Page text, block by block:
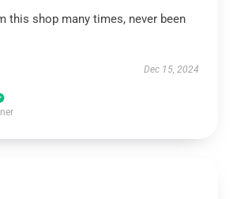
this shop many times, never been
Dec 15, 2024